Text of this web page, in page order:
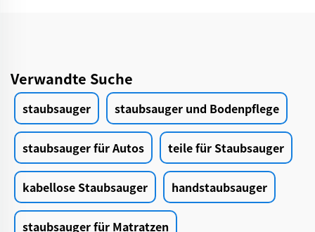
Verwandte Suche
staubsauger staubsauger und Bodenpflege
staubsauger für Autos teile für Staubsauger
kabellose Staubsauger handstaubsauger
staubsauger für Matratzen